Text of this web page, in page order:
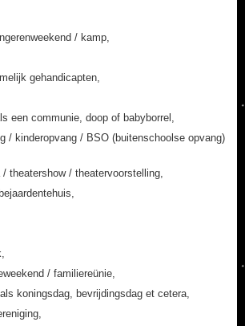
/ kamp,
gehandicapten,
een communie, doop of babyborrel,
/ kinderopvang / BSO (buitenschoolse opvang)
/ theatershow / theatervoorstelling,
/ familiereünie,
koningsdag, bevrijdingsdag et cetera,